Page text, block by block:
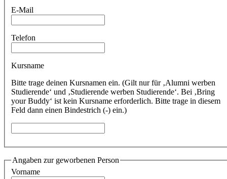
E-Mail
Telefon
Kursname
Bitte trage deinen Kursnamen ein. (Gilt nur für ‚Alumni werben
Studierende‘ und ‚Studierende werben Studierende‘. Bei ‚Bring
your Buddy‘ ist kein Kursname erforderlich. Bitte trage in diesem
Feld dann einen Bindestrich (-) ein.)
Angaben zur geworbenen Person
Vorname